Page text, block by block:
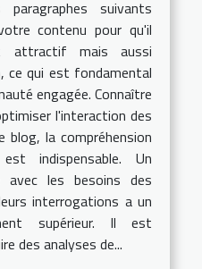
suivants
contenu pour qu'il
attractif mais aussi
qui est fondamental
engagée. Connaître
l'interaction des
la compréhension
indispensable. Un
avec les besoins des
interrogations a un
supérieur. Il est
des analyses de...